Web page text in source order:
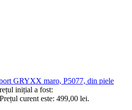
GRYXX maro, P5077, din piele
inițial a fost:
Prețul curent este: 499,00 lei.